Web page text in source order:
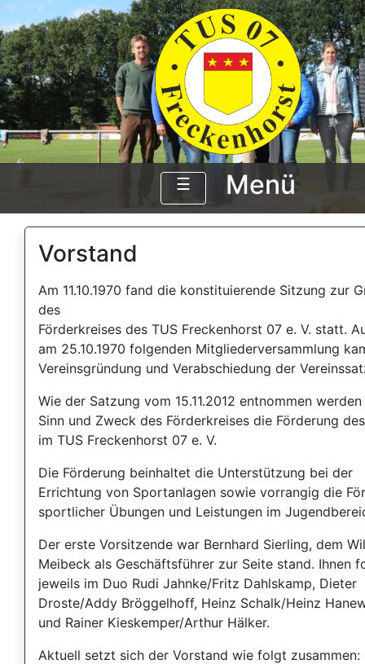
☰ Menü
Vorstand
Am 11.10.1970 fand die konstituierende Sitzung zur
des
Förderkreises des TUS Freckenhorst 07 e. V. statt.
am 25.10.1970 folgenden Mitgliederversammlung
Vereinsgründung und Verabschiedung der
Wie der Satzung vom 15.11.2012 entnommen
Sinn und Zweck des Förderkreises die Förderung
im TUS Freckenhorst 07 e. V.
Die Förderung beinhaltet die Unterstützung bei der
Errichtung von Sportanlagen sowie vorrangig die
sportlicher Übungen und Leistungen im
Der erste Vorsitzende war Bernhard Sierling, dem
Meibeck als Geschäftsführer zur Seite stand. Ihnen
jeweils im Duo Rudi Jahnke/Fritz Dahlskamp, Dieter
Droste/Addy Bröggelhoff, Heinz Schalk/Heinz
und Rainer Kieskemper/Arthur Hälker.
Aktuell setzt sich der Vorstand wie folgt zusammen: